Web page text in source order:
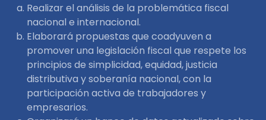
Realizar el análisis de la problemática fiscal
nacional e internacional.
Elaborará propuestas que coadyuven a
promover una legislación fiscal que respete los
principios de simplicidad, equidad, justicia
distributiva y soberanía nacional, con la
participación activa de trabajadores y
empresarios.